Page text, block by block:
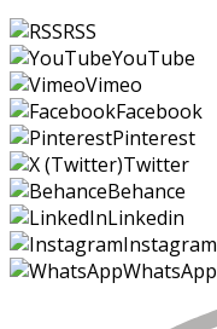
RSS
YouTube
Vimeo
Facebook
Pinterest
Twitter
Behance
Linkedin
Instagram
WhatsApp